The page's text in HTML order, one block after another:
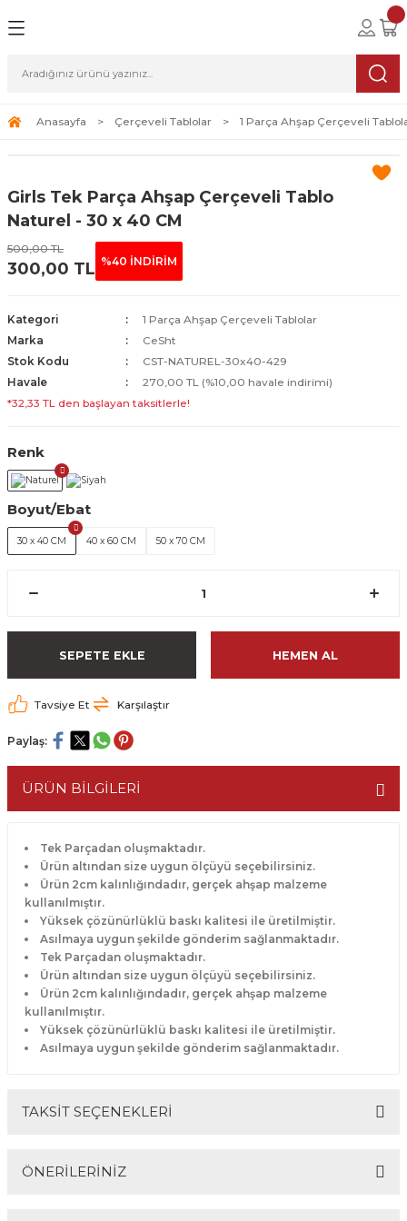
Tablolar
Tablolar
Sanat
Anasayfa Çerçeveli Tablolar 1 Parça Ahşap Çerçeveli
Girls Tek Parça Ahşap Çerçeveli Tablo
Naturel - 30 x 40 CM
500,00 TL
300,00 TL %40 İNDİRİM
Kategori
1 Parça Ahşap Çerçeveli Tablolar
Marka
CeSht
Stok Kodu
CST-NATUREL-30x40-429
Havale
270,00 TL (%10,00 havale indirimi)
*32,33 TL den başlayan taksitlerle!
Renk
Boyut/Ebat
30 x 40 CM 40 x 60 CM 50 x 70 CM
SEPETE EKLE HEMEN AL
Tavsiye Et Karşılaştır
Paylaş:
ÜRÜN BİLGİLERİ
Tek Parçadan oluşmaktadır.
Ürün altından size uygun ölçüyü seçebilirsiniz.
Ürün 2cm kalınlığındadır, gerçek ahşap malzeme
kullanılmıştır.
Yüksek çözünürlüklü baskı kalitesi ile üretilmiştir.
Asılmaya uygun şekilde gönderim sağlanmaktadır.
Tek Parçadan oluşmaktadır.
Ürün altından size uygun ölçüyü seçebilirsiniz.
Ürün 2cm kalınlığındadır, gerçek ahşap malzeme
kullanılmıştır.
Yüksek çözünürlüklü baskı kalitesi ile üretilmiştir.
Asılmaya uygun şekilde gönderim sağlanmaktadır.
TAKSİT SEÇENEKLERİ
ÖNERİLERİNİZ